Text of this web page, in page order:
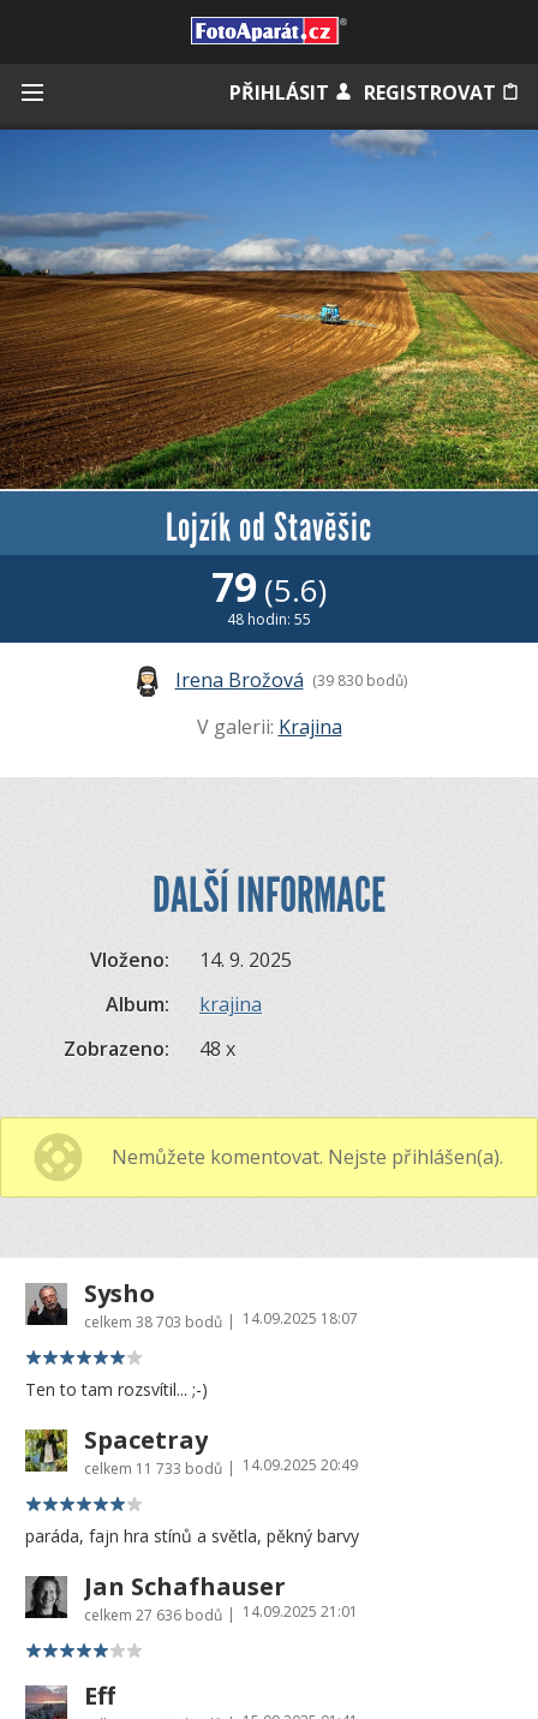
PŘIHLÁSIT REGISTROVAT
Zapomněli jste heslo?
Měli jste účet na starém webu?
Lojzík od Stavěšic
79(5.6)
48 hodin: 55
Irena Brožová (39 830 bodů)
V galerii: Krajina
DALŠÍ INFORMACE
Vloženo:
14. 9. 2025
Album:
krajina
Zobrazeno:
48 x
Nemůžete komentovat. Nejste přihlášen(a).
Sysho
celkem 38 703 bodů | 14.09.2025 18:07
Ten to tam rozsvítil... ;-)
Spacetray
celkem 11 733 bodů | 14.09.2025 20:49
paráda, fajn hra stínů a světla, pěkný barvy
Jan Schafhauser
celkem 27 636 bodů | 14.09.2025 21:01
Eff